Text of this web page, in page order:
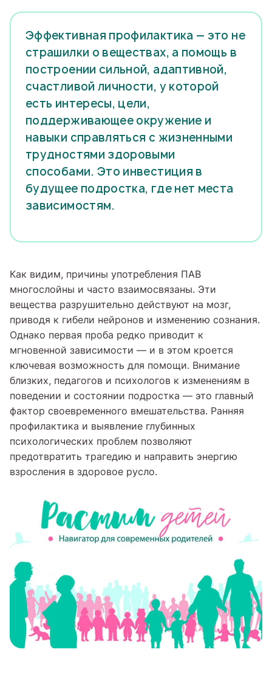
Эффективная профилактика — это не
страшилки о веществах, а помощь в
построении сильной, адаптивной,
счастливой личности, у которой
есть интересы, цели,
поддерживающее окружение и
навыки справляться с жизненными
трудностями здоровыми
способами. Это инвестиция в
будущее подростка, где нет места
зависимостям.
Как видим, причины употребления ПАВ
многослойны и часто взаимосвязаны. Эти
вещества разрушительно действуют на мозг,
приводя к гибели нейронов и изменению сознания.
Однако первая проба редко приводит к
мгновенной зависимости — и в этом кроется
ключевая возможность для помощи. Внимание
близких, педагогов и психологов к изменениям в
поведении и состоянии подростка — это главный
фактор своевременного вмешательства. Ранняя
профилактика и выявление глубинных
психологических проблем позволяют
предотвратить трагедию и направить энергию
взросления в здоровое русло.